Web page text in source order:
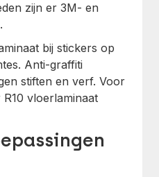
zijn er 3M- en
bij stickers op
Anti-graffiti
stiften en verf. Voor
vloerlaminaat